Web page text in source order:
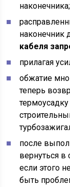
наконечника;
наконечник
кабеля
прилагая
обжатие
теперь
после
вернуться в
если этого
быть